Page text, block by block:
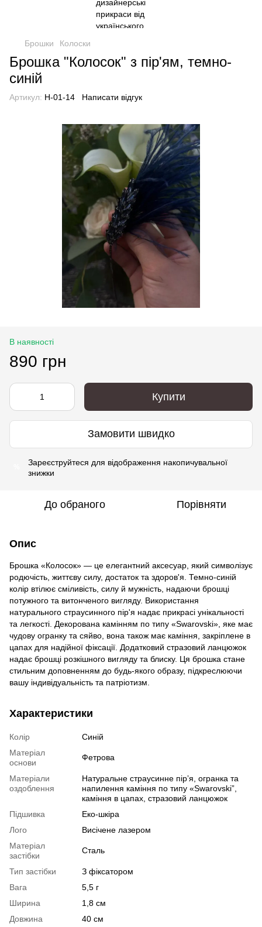
Брошки Колоски
Брошка "Колосок" з пір'ям, темно-
синій
Артикул: H-01-14 Написати відгук
В наявності
890 грн
Купити
Замовити швидко
Зареєструйтеся для відображення накопичувальної
знижки
До обраного Порівняти
Опис
Брошка «Колосок» — це елегантний аксесуар, який символізує
родючість, життєву силу, достаток та здоров'я. Темно-синій
колір втілює сміливість, силу й мужність, надаючи брошці
потужного та витонченого вигляду. Використання
натурального страусинного пір'я надає прикрасі унікальності
та легкості. Декорована камінням по типу «Swarovski», яке має
чудову огранку та сяйво, вона також має каміння, закріплене в
цапах для надійної фіксації. Додатковий стразовий ланцюжок
надає брошці розкішного вигляду та блиску. Ця брошка стане
стильним доповненням до будь-якого образу, підкреслюючи
вашу індивідуальність та патріотизм.
Характеристики
Колір
Синій
Матеріал
основи
Фетрова
Матеріали
оздоблення
Натуральне страусинне пірʼя, огранка та
напилення каміння по типу «Swarovski”,
каміння в цапах, стразовий ланцюжок
Підшивка
Еко-шкіра
Лого
Висічене лазером
Матеріал
застібки
Сталь
Тип застібки
З фіксатором
Вага
5,5 г
Ширина
1,8 см
Довжина
40 см